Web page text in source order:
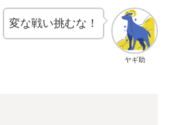
ヤギ助
変な戦い挑むな！